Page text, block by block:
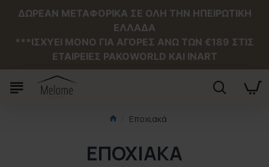
ΔΩΡΕΑΝ ΜΕΤΑΦΟΡΙΚΑ ΣΕ ΟΛΗ ΤΗΝ ΗΠΕΙΡΩΤΙΚΗ
ΕΛΛΑΔΑ
***ΙΣΧΥΕΙ MONO ΓΙΑ ΑΓΟΡΕΣ ΑΝΩ ΤΩΝ €189 ΣΤΙΣ
ΕΤΑΙΡΕΙΕΣ PAKOWORLD ΚΑΙ INART
Εποχιακά
ΕΠΟΧΙΑΚΆ